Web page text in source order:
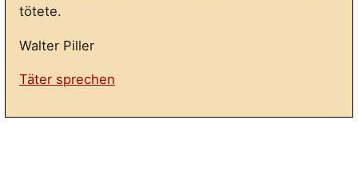
tötete.
Walter Piller
Täter sprechen